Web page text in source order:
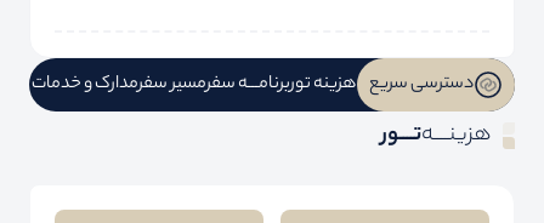
دسترسی سریع هزینه توربرنامـــه سفرمسیر سفرمدارک و خدمات
هزینــــهتــــور